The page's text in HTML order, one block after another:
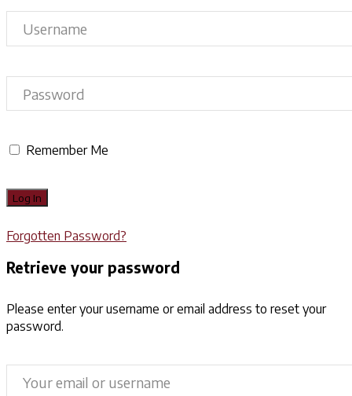
Remember Me
Forgotten Password?
Retrieve your password
Please enter your username or email address to reset your
password.